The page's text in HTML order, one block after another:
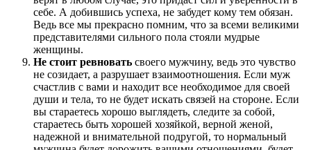
себе. А добившись успеха, не забудет кому тем обязан.
Ведь все мы прекрасно помним, что за всеми великими
представителями сильного пола стояли мудрые
женщины.
Не стоит ревновать своего мужчину, ведь это чувство
не созидает, а разрушает взаимоотношения. Если муж
счастлив с вами и находит все необходимое для своей
души и тела, то не будет искать связей на стороне. Если
вы стараетесь хорошо выглядеть, следите за собой,
стараетесь быть хорошей хозяйкой, верной женой,
надежной и внимательной подругой, то нормальный